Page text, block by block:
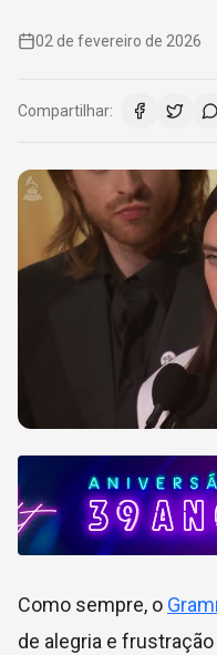
02 de fevereiro de 2026
Compartilhar:
Como sempre, o
de alegria e